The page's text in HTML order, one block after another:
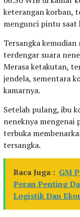
keterangan korban,
mengunci pintu saat
Tersangka
terdengar suara
Merasa ketakutan,
jendela, sementara
kamarnya.
Setelah pulang, ibu
neneknya mengenai
terbuka
tersangka.
Baca Juga : GM
Peran Penting
Logistik Dan